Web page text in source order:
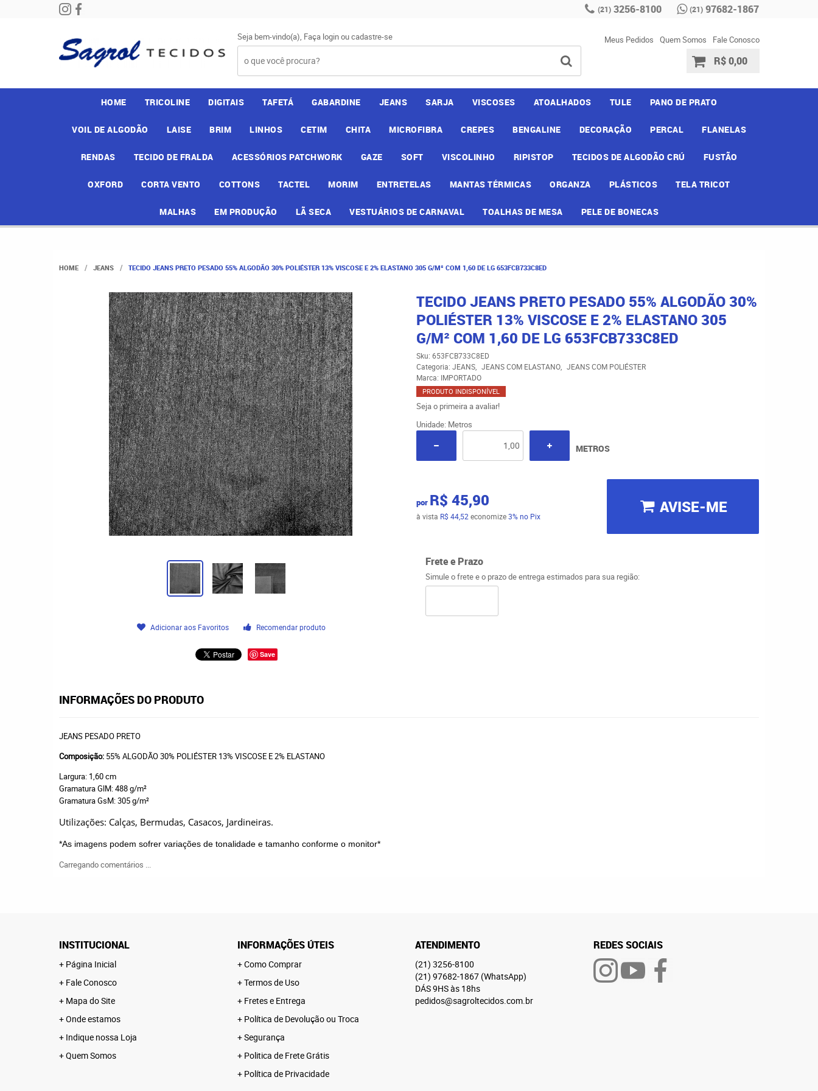
(21) 3256-8100 (21) 97682-1867
Seja bem-vindo(a), Faça loginoucadastre-se Meus Pedidos Quem Somos Fale Conosco
R$ 0,00
HOME TRICOLINE DIGITAIS TAFETÁ GABARDINE JEANS SARJA VISCOSES ATOALHADOS TULE PANO DE PRATO
VOIL DE ALGODÃO LAISE BRIM LINHOS CETIM CHITA MICROFIBRA CREPES BENGALINE DECORAÇÃO PERCAL FLANELAS
RENDAS TECIDO DE FRALDA ACESSÓRIOS PATCHWORK GAZE SOFT VISCOLINHO RIPISTOP TECIDOS DE ALGODÃO CRÚ FUSTÃO
OXFORD CORTA VENTO COTTONS TACTEL MORIM ENTRETELAS MANTAS TÉRMICAS ORGANZA PLÁSTICOS TELA TRICOT
MALHAS EM PRODUÇÃO LÃ SECA VESTUÁRIOS DE CARNAVAL TOALHAS DE MESA PELE DE BONECAS
HOME JEANS TECIDO JEANS PRETO PESADO 55% ALGODÃO 30% POLIÉSTER 13% VISCOSE E 2% ELASTANO 305 G/M² COM 1,60 DE LG 653FCB733C8ED
Adicionar aos Favoritos Recomendar produto
Save
TECIDO JEANS PRETO PESADO 55% ALGODÃO 30%
POLIÉSTER 13% VISCOSE E 2% ELASTANO 305
G/M² COM 1,60 DE LG 653FCB733C8ED
Sku: 653FCB733C8ED
Categoria: JEANS JEANS COM ELASTANO
JEANS COM POLIÉSTER
Marca: IMPORTADO
PRODUTO INDISPONÍVEL
Seja o primeira a avaliar!
Unidade: Metros
METROS
por R$ 45,90
à vista R$ 44,52 economize3% no Pix AVISE-ME
Frete e Prazo
Simule o frete e o prazo de entrega estimados para sua região:
INFORMAÇÕES DO PRODUTO
JEANS PESADO PRETO
Composição: 55% ALGODÃO 30% POLIÉSTER 13% VISCOSE E 2% ELASTANO
Largura: 1,60 cm
Gramatura GlM: 488 g/m²
Gramatura GsM: 305 g/m²
Utilizações: Calças, Bermudas, Casacos, Jardineiras.
*As imagens podem sofrer variações de tonalidade e tamanho conforme o monitor*
Carregando comentários ...
INSTITUCIONAL
Página Inicial
Fale Conosco
Mapa do Site
Onde estamos
Indique nossa Loja
Quem Somos
INFORMAÇÕES ÚTEIS
Como Comprar
Termos de Uso
Fretes e Entrega
Política de Devolução ou Troca
Segurança
Politica de Frete Grátis
Política de Privacidade
ATENDIMENTO
(21) 3256-8100
(21) 97682-1867 (WhatsApp)
DÁS 9HS às 18hs
pedidos@sagroltecidos.com.br
REDES SOCIAIS